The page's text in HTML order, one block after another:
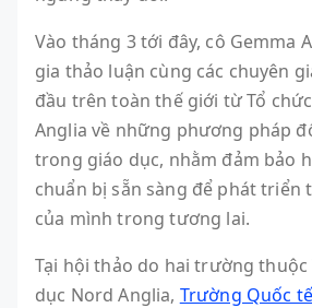
Vào tháng 3 tới đây, cô Gemma
gia thảo luận cùng các chuyên
đầu trên toàn thế giới từ Tổ
Anglia về những phương pháp
trong giáo dục, nhằm đảm bảo
chuẩn bị sẵn sàng để phát triển
của mình trong tương lai.
Tại hội thảo do hai trường thuộc
dục Nord Anglia, Trường Quốc